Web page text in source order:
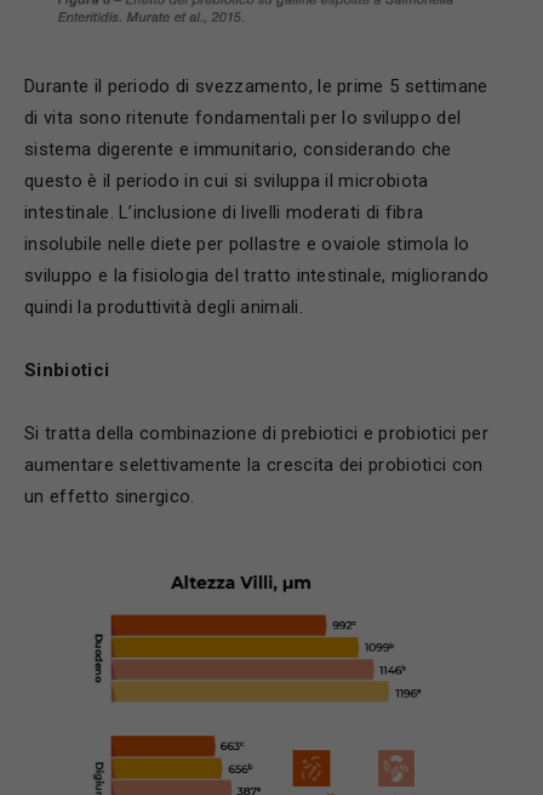
Durante il periodo di svezzamento, le prime 5 settimane
di vita sono ritenute fondamentali per lo sviluppo del
sistema digerente e immunitario, considerando che
questo è il periodo in cui si sviluppa il microbiota
intestinale. L’inclusione di livelli moderati di fibra
insolubile nelle diete per pollastre e ovaiole stimola lo
sviluppo e la fisiologia del tratto intestinale, migliorando
quindi la produttività degli animali.
Sinbiotici
Si tratta della combinazione di prebiotici e probiotici per
aumentare selettivamente la crescita dei probiotici con
un effetto sinergico.